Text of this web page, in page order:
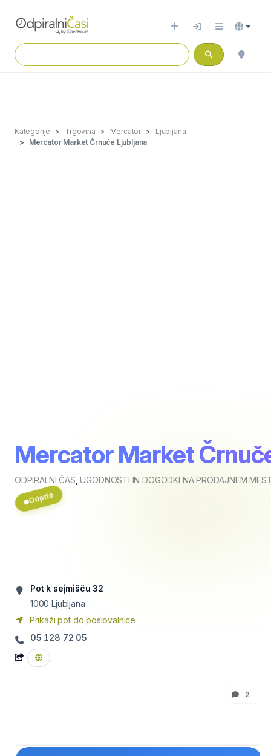
Kategorije Trgovina Mercator
Ljubljana
Mercator Market Črnuče Ljubljana
Mercator Market
ODPIRALNI ČAS ,UGODNOSTI IN DOGODKI NA PRODAJNEM
Odprto
Pot k sejmišču 32
1000 Ljubljana
Prikaži pot do poslovalnice
05 128 72 05
2